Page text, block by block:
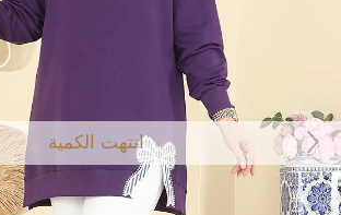
انتهت الكمية